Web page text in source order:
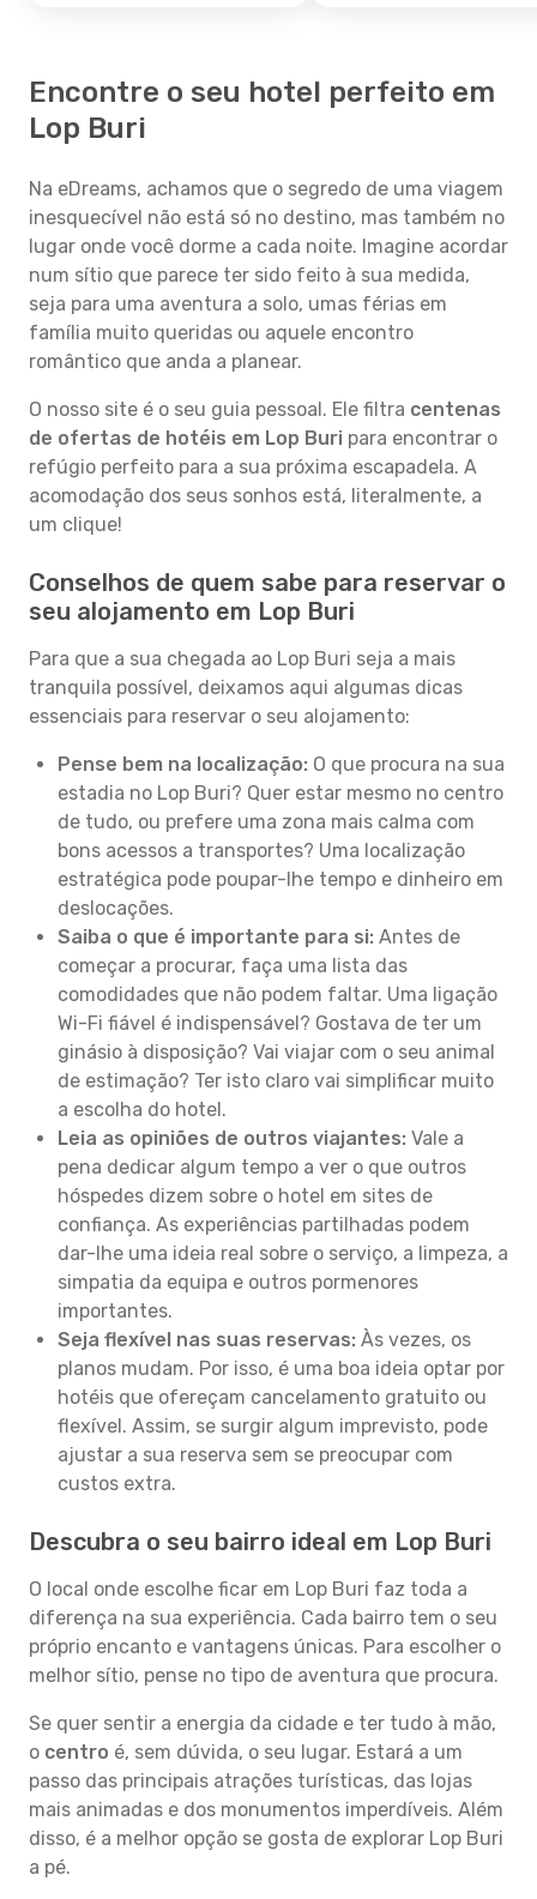
Encontre o seu hotel perfeito em
Lop Buri
Na eDreams, achamos que o segredo de uma viagem
inesquecível não está só no destino, mas também no
lugar onde você dorme a cada noite. Imagine acordar
num sítio que parece ter sido feito à sua medida,
seja para uma aventura a solo, umas férias em
família muito queridas ou aquele encontro
romântico que anda a planear.
O nosso site é o seu guia pessoal. Ele filtra centenas
de ofertas de hotéis em Lop Buri para encontrar o
refúgio perfeito para a sua próxima escapadela. A
acomodação dos seus sonhos está, literalmente, a
um clique!
Conselhos de quem sabe para reservar o
seu alojamento em Lop Buri
Para que a sua chegada ao Lop Buri seja a mais
tranquila possível, deixamos aqui algumas dicas
essenciais para reservar o seu alojamento:
Pense bem na localização: O que procura na sua
estadia no Lop Buri? Quer estar mesmo no centro
de tudo, ou prefere uma zona mais calma com
bons acessos a transportes? Uma localização
estratégica pode poupar-lhe tempo e dinheiro em
deslocações.
Saiba o que é importante para si: Antes de
começar a procurar, faça uma lista das
comodidades que não podem faltar. Uma ligação
Wi-Fi fiável é indispensável? Gostava de ter um
ginásio à disposição? Vai viajar com o seu animal
de estimação? Ter isto claro vai simplificar muito
a escolha do hotel.
Leia as opiniões de outros viajantes: Vale a
pena dedicar algum tempo a ver o que outros
hóspedes dizem sobre o hotel em sites de
confiança. As experiências partilhadas podem
dar-lhe uma ideia real sobre o serviço, a limpeza, a
simpatia da equipa e outros pormenores
importantes.
Seja flexível nas suas reservas: Às vezes, os
planos mudam. Por isso, é uma boa ideia optar por
hotéis que ofereçam cancelamento gratuito ou
flexível. Assim, se surgir algum imprevisto, pode
ajustar a sua reserva sem se preocupar com
custos extra.
Descubra o seu bairro ideal em Lop Buri
O local onde escolhe ficar em Lop Buri faz toda a
diferença na sua experiência. Cada bairro tem o seu
próprio encanto e vantagens únicas. Para escolher o
melhor sítio, pense no tipo de aventura que procura.
Se quer sentir a energia da cidade e ter tudo à mão,
o centro é, sem dúvida, o seu lugar. Estará a um
passo das principais atrações turísticas, das lojas
mais animadas e dos monumentos imperdíveis. Além
disso, é a melhor opção se gosta de explorar Lop Buri
a pé.